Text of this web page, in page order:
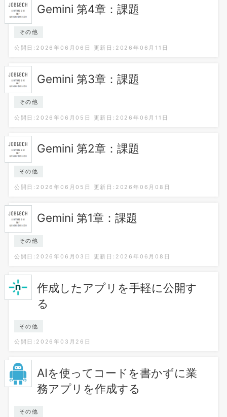
Gemini 第4章：課題
その他
公開日:2026年06月06日 更新日:2026年06月11日
Gemini 第3章：課題
その他
公開日:2026年06月05日 更新日:2026年06月11日
Gemini 第2章：課題
その他
公開日:2026年06月05日 更新日:2026年06月08日
Gemini 第1章：課題
その他
公開日:2026年06月03日 更新日:2026年06月08日
作成したアプリを手軽に公開す
る
その他
公開日:2026年03月26日
AIを使ってコードを書かずに業
務アプリを作成する
その他